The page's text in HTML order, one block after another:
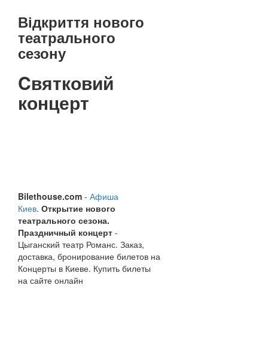
Відкриття нового
театрального
сезону
Cвятковий
концерт
Bilethouse.com - Афиша
Киев. Открытие нового
театрального сезона.
Праздничный концерт -
Цыганский театр Романс. Заказ,
доставка, бронирование билетов на
Концерты в Киеве. Купить билеты
на сайте онлайн